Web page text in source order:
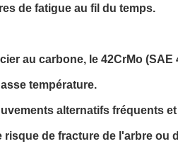
de fatigue au fil du temps.
au carbone, le 42CrMo
température.
alternatifs fréquents
de fracture de l'arbre ou